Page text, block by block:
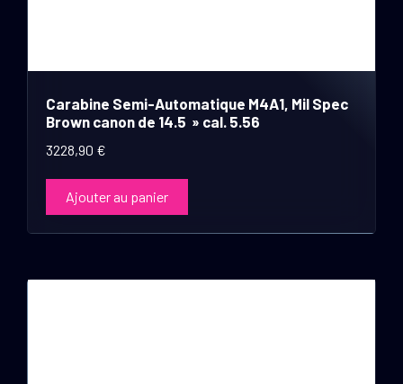
Carabine Semi-Automatique M4A1, Mil Spec
Brown canon de 14.5 » cal. 5.56
3228,90 €
Ajouter au panier